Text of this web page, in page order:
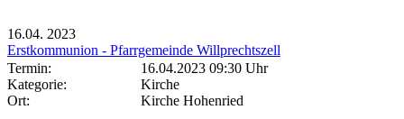
16.04. 2023
Erstkommunion - Pfarrgemeinde Willprechtszell
Termin:
16.04.2023 09:30 Uhr
Kategorie:
Kirche
Ort:
Kirche Hohenried